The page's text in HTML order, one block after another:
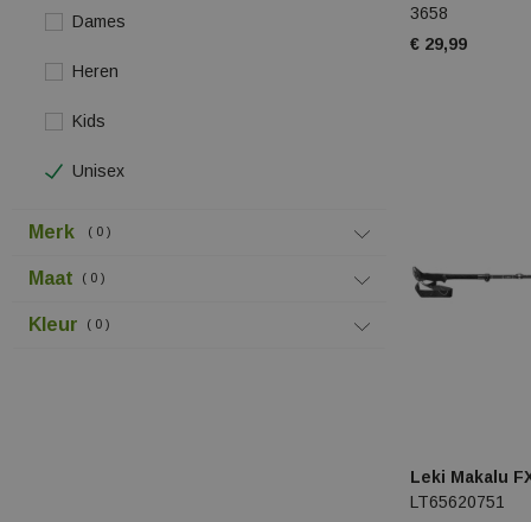
Dames
Heren
Kids
Unisex
Merk 0
Maat 0
Kleur 0
3658
€ 29,99
Leki Makalu
LT65620751